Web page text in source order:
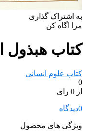
به اشتراک گذاری
مرا اگاه کن
کتاب هبذول
کتاب علوم انسانی
0
از 0 رای
0دیدگاه
ویژگی های محصول